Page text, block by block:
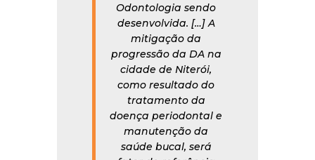
Odontologia sendo
desenvolvida. […] A
mitigação da
progressão da DA na
cidade de Niterói,
como resultado do
tratamento da
doença periodontal e
manutenção da
saúde bucal, será